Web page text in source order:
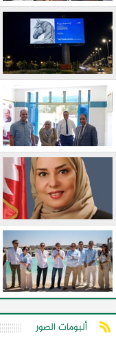
ألبومات الصور